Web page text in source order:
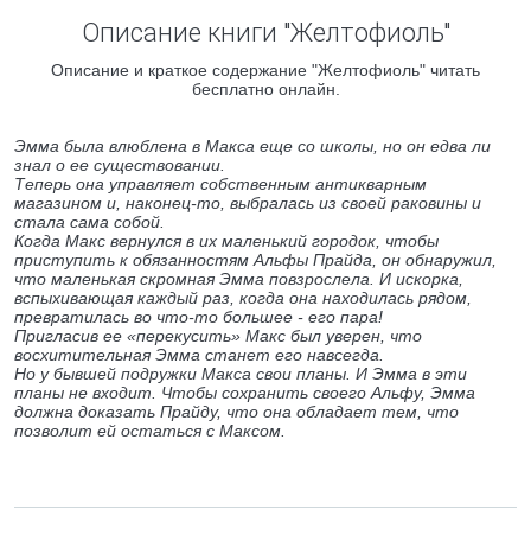
Описание книги "Желтофиоль"
Описание и краткое содержание "Желтофиоль" читать
бесплатно онлайн.
Эмма была влюблена в Макса еще со школы, но он едва ли
знал о ее существовании.
Теперь она управляет собственным антикварным
магазином и, наконец-то, выбралась из своей раковины и
стала сама собой.
Когда Макс вернулся в их маленький городок, чтобы
приступить к обязанностям Альфы Прайда, он обнаружил,
что маленькая скромная Эмма повзрослела. И искорка,
вспыхивающая каждый раз, когда она находилась рядом,
превратилась во что-то большее - его пара!
Пригласив ее «перекусить» Макс был уверен, что
восхитительная Эмма станет его навсегда.
Но у бывшей подружки Макса свои планы. И Эмма в эти
планы не входит. Чтобы сохранить своего Альфу, Эмма
должна доказать Прайду, что она обладает тем, что
позволит ей остаться с Максом.